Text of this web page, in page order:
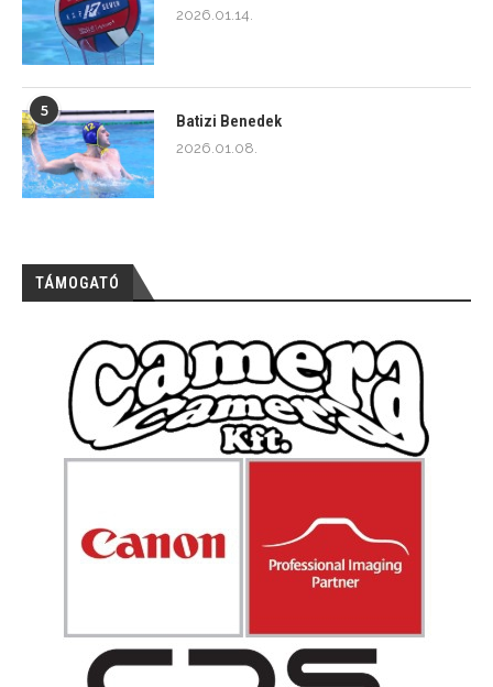
2026.01.14.
5
Batizi Benedek
2026.01.08.
TÁMOGATÓ